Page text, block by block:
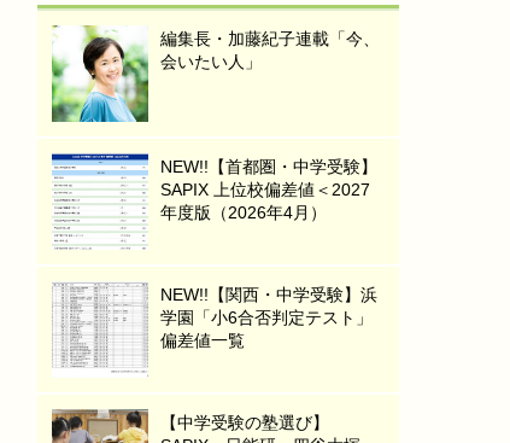
編集長・加藤紀子連載「今、
会いたい人」
NEW!!【首都圏・中学受験】
SAPIX 上位校偏差値＜2027
年度版（2026年4月）
NEW!!【関西・中学受験】浜
学園「小6合否判定テスト」
偏差値一覧
【中学受験の塾選び】